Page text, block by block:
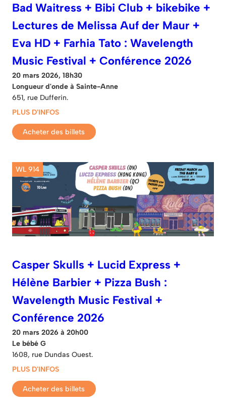
Bad Waitress + Bibi Club + bikebike +
Lectures de Melissa Auf der Maur +
Eva HD + Farhia Tato : Wavelength
Music Festival + Conférence 2026
20 mars 2026, 18h30
Longueur d'onde à Sainte-Anne
651, rue Dufferin.
PLUS D'INFOS
Acheter des billets
WL 914
Casper Skulls + Lucid Express +
Hélène Barbier + Pizza Bush :
Wavelength Music Festival +
Conférence 2026
20 mars 2026 à 20h00
Le bébé G
1608, rue Dundas Ouest.
PLUS D'INFOS
Acheter des billets